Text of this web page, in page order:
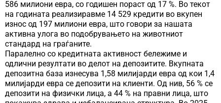
586 милиони евра, со годишен пораст од 17 %. Во текот
на годината реализиравме 14 529 кредити во вкупен
износ од 197 милиони евра, што говори за нашата
активна улога во подобрувањето на животниот
стандард на граѓаните.
Паралелно со кредитната активност бележиме и
одлични резултати во делот на депозитите. Вкупната
депозитна база изнесува 1,58 милијарди евра од кои 1,4
милијарди евра се депозити на клиенти. Од нив, 56 % се
депозити на физички лица, а 44 % на правни лица, што